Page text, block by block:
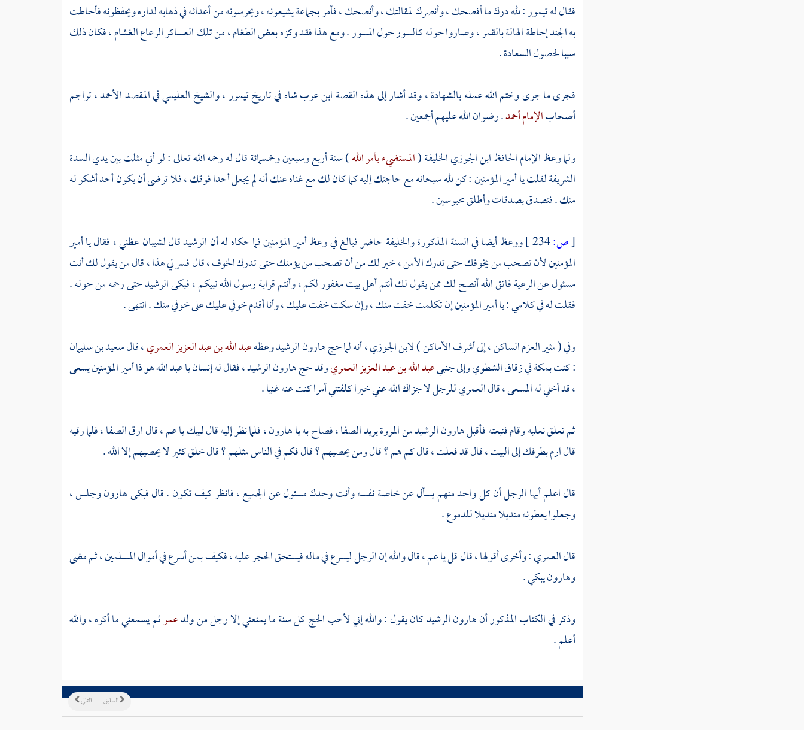
فقال لهتيمور: لله درك ما أفصحك ، وأنصرك لمقالتك ، وأنصحك ، فأمر بجماعة يشيعونه ، ويحرسونه من أعدائه في ذهابه لداره ويحفظونه فأحاطت
به الجند إحاطة الهالة بالقمر ، وصاروا حوله كالسور حول المسور . ومع هذا فقد وكزه بعض الطغام ، من تلك العساكر الرعاع الغشام ، فكان ذلك
سببا لحصول السعادة .
فجرى ما جرى وختم الله عمله بالشهادة ، وقد أشار إلى هذه القصةابن عرب شاهفي تاريختيمور، والشيخالعليميفي المقصد الأحمد ، تراجم
أصحابالإمام أحمد. رضوان الله عليهم أجمعين .
ولما وعظ الإمام الحافظابن الجوزيالخليفة (المستضيء بأمر الله) سنة أربع وسبعين وخمسمائة قال له رحمه الله تعالى : لو أني مثلت بين يدي السدة
الشريفة لقلت يا أمير المؤمنين : كن لله سبحانه مع حاجتك إليه كما كان لك مع غناه عنك أنه لم يجعل أحدا فوقك ، فلا ترضى أن يكون أحد أشكر له
منك . فتصدق بصدقات وأطلق محبوسين .
[ص:234 ] ووعظ أيضا في السنة المذكورة والخليفة حاضر فبالغ في وعظ أمير المؤمنين فما حكاه له أنالرشيدقاللشيبانعظني ، فقال يا أمير
المؤمنين لأن تصحب من يخوفك حتى تدرك الأمن ، خير لك من أن تصحب من يؤمنك حتى تدرك الخوف ، قال فسر لي هذا ، قال من يقول لك أنت
مسئول عن الرعية فاتق الله أنصح لك ممن يقول لك أنتم أهل بيت مغفور لكم ، وأنتم قرابة رسول الله نبيكم ، فبكىالرشيدحتى رحمه من حوله .
فقلت له في كلامي : يا أمير المؤمنين إن تكلمت خفت منك ، وإن سكت خفت عليك ، وأنا أقدم خوفي عليك على خوفي منك . انتهى .
وفي ( مثير العزم الساكن ، إلى أشرف الأماكن )لابن الجوزي، أنه لما حجهارون الرشيدوعظهعبد الله بن عبد العزيز العمري، قالسعيد بن سليمان
: كنتبمكةفيزقاق الشطويوإلى جنبيعبد الله بن عبد العزيز العمريوقد حجهارون الرشيد، فقال له إنسان ياعبد اللههو ذا أمير المؤمنين يسعى
، قد أخلي له المسعى ، قالالعمريللرجل لا جزاك الله عني خيرا كلفتني أمرا كنت عنه غنيا .
ثم تعلق نعليه وقام فتبعته فأقبلهارون الرشيدمنالمروةيريدالصفا، فصاح به ياهارون، فلما نظر إليه قال لبيك يا عم ، قال ارقالصفا، فلما رقيه
قال ارم بطرفك إلىالبيت، قال قد فعلت ، قال كم هم ؟ قال ومن يحصيهم ؟ قال فكم في الناس مثلهم ؟ قال خلق كثير لا يحصيهم إلا الله .
قال اعلم أيها الرجل أن كل واحد منهم يسأل عن خاصة نفسه وأنت وحدك مسئول عن الجميع ، فانظر كيف تكون . قال فبكىهارونوجلس ،
وجعلوا يعطونه منديلا منديلا للدموع .
قالالعمري: وأخرى أقولها ، قال قل يا عم ، قال والله إن الرجل ليسرع في ماله فيستحق الحجر عليه ، فكيف بمن أسرع في أموال المسلمين ، ثم مضى
وهارونيبكي .
وذكر في الكتاب المذكور أنهارون الرشيدكان يقول : والله إني لأحب الحج كل سنة ما يمنعني إلا رجل من ولدعمرثم يسمعني ما أكره ، والله
أعلم .
التالي السابق